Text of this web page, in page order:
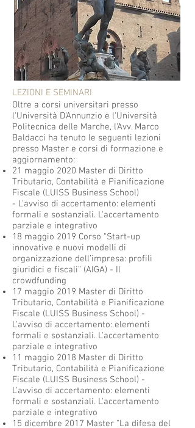
LEZIONI E SEMINARI
Oltre a corsi universitari presso
l'Università D'Annunzio e l'Università
Politecnica delle Marche, l'Avv. Marco
Baldacci ha tenuto le seguenti lezioni
presso Master e corsi di formazione e
aggiornamento:
21 maggio 2020 Master di Diritto
Tributario, Contabilità e Pianificazione
Fiscale (LUISS Business School)
- L'avviso di accertamento: elementi
formali e sostanziali. L'accertamento
parziale e integrativo
18 maggio 2019 Corso “Start-up
innovative e nuovi modelli di
organizzazione dell’impresa: profili
giuridici e fiscali” (AIGA) - Il
crowdfunding
17 maggio 2019 Master di Diritto
Tributario, Contabilità e Pianificazione
Fiscale (LUISS Business School) -
L'avviso di accertamento: elementi
formali e sostanziali. L'accertamento
parziale e integrativo
11 maggio 2018 Master di Diritto
Tributario, Contabilità e Pianificazione
Fiscale (LUISS Business School) -
L'avviso di accertamento: elementi
formali e sostanziali. L'accertamento
parziale e integrativo
15 dicembre 2017 Master "La difesa del